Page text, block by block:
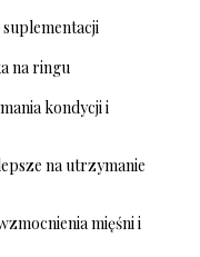
suplementacji
na ringu
kondycji i
na utrzymanie
mięśni i